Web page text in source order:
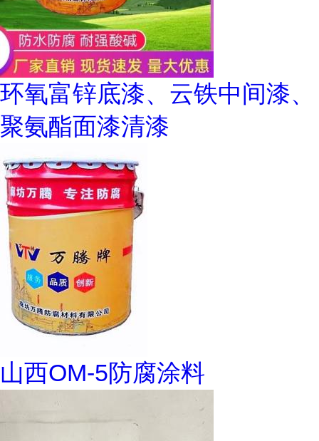
环氧富锌底漆、云铁中间漆、
聚氨酯面漆清漆
山西OM-5防腐涂料